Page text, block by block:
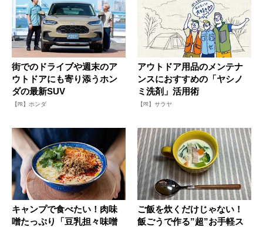
街でのドライブや週末のア
ウトドアにも寄り添うホン
ダの最新SUV
【PR】ホンダ
アウトドア用品のメンテナ
ンスにおすすめの「ヤシノ
ミ洗剤」活用術
【PR】サラヤ
キャンプで食べたい！肉味
噌たっぷり「豆乳担々味噌
ご飯を炊くだけじゃない！
飯ごうで作る”超”お手軽ス